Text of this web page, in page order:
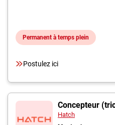
Permanent à temps plein
Postulez ici
Concepteur
Hatch